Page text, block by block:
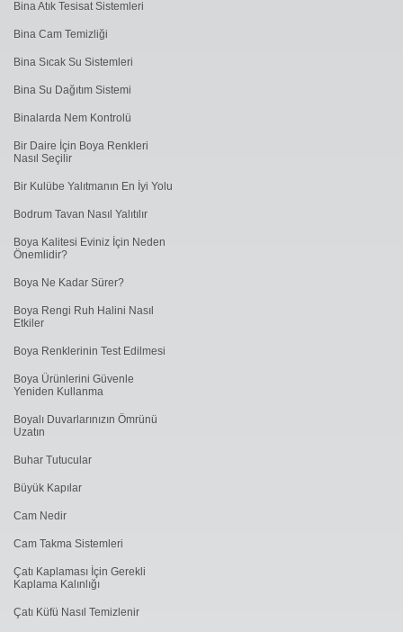
Bina Atık Tesisat Sistemleri
Bina Cam Temizliği
Bina Sıcak Su Sistemleri
Bina Su Dağıtım Sistemi
Binalarda Nem Kontrolü
Bir Daire İçin Boya Renkleri
Nasıl Seçilir
Bir Kulübe Yalıtmanın En İyi Yolu
Bodrum Tavan Nasıl Yalıtılır
Boya Kalitesi Eviniz İçin Neden
Önemlidir?
Boya Ne Kadar Sürer?
Boya Rengi Ruh Halini Nasıl
Etkiler
Boya Renklerinin Test Edilmesi
Boya Ürünlerini Güvenle
Yeniden Kullanma
Boyalı Duvarlarınızın Ömrünü
Uzatın
Buhar Tutucular
Büyük Kapılar
Cam Nedir
Cam Takma Sistemleri
Çatı Kaplaması İçin Gerekli
Kaplama Kalınlığı
Çatı Küfü Nasıl Temizlenir